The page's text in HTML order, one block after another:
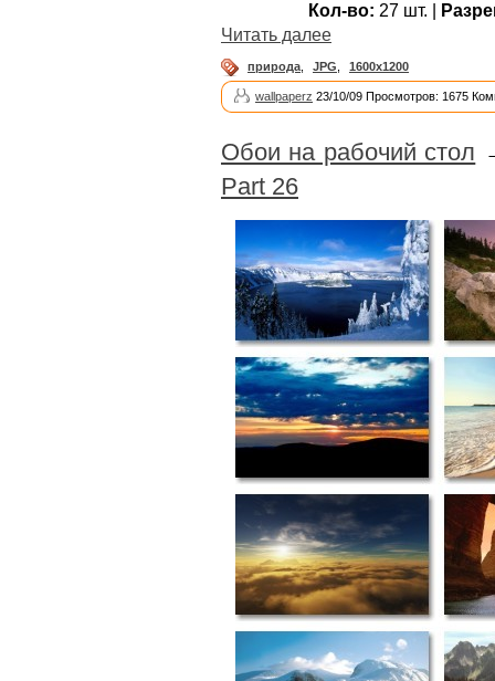
Кол-во: 27 шт. |
Читать далее
природа JPG 1600x1200
wallpaperz 23/10/09 Просмотров: 1675
Обои на рабочий стол
Part 26